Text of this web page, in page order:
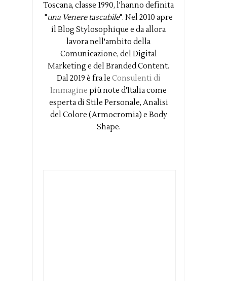
Toscana, classe 1990, l'hanno definita
"una Venere tascabile". Nel 2010 apre
il Blog Stylosophique e da allora
lavora nell'ambito della
Comunicazione, del Digital
Marketing e del Branded Content.
Dal 2019 è fra le Consulenti di
Immagine più note d'Italia come
esperta di Stile Personale, Analisi
del Colore (Armocromia) e Body
Shape.